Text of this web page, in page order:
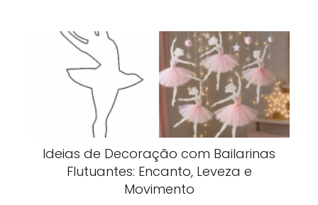
Ideias de Decoração com Bailarinas
Flutuantes: Encanto, Leveza e
Movimento